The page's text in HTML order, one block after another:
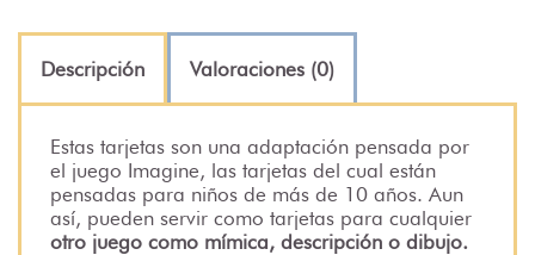
Descripción Valoraciones (0)
Estas tarjetas son una adaptación pensada por
el juego Imagine, las tarjetas del cual están
pensadas para niños de más de 10 años. Aun
así, pueden servir como tarjetas para cualquier
otro juego como mímica, descripción o dibujo.